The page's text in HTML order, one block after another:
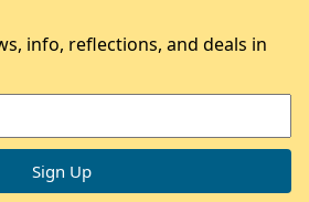
info, reflections, and deals in